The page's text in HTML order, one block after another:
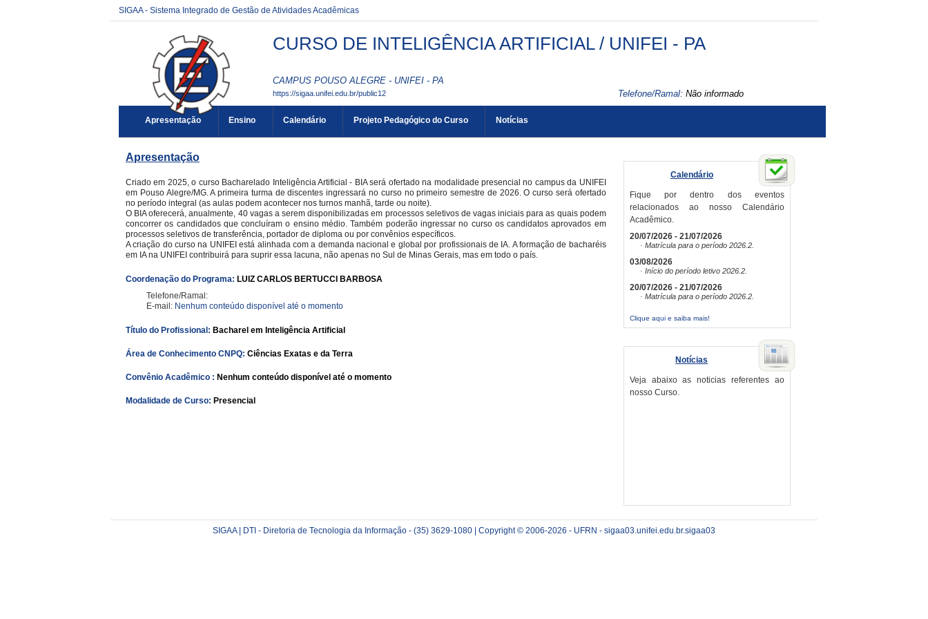
SIGAA - Sistema Integrado de Gestão de Atividades Acadêmicas
CURSO DE INTELIGÊNCIA ARTIFICIAL / UNIFEI - PA
CAMPUS POUSO ALEGRE - UNIFEI - PA
Telefone/Ramal: Não informado
https://sigaa.unifei.edu.br/public12
Apresentação Ensino Calendário Projeto Pedagógico do Curso Notícias
Apresentação
Criado em 2025, o curso Bacharelado Inteligência Artificial - BIA será ofertado na modalidade presencial no campus da UNIFEI
em Pouso Alegre/MG. A primeira turma de discentes ingressará no curso no primeiro semestre de 2026. O curso será ofertado
no período integral (as aulas podem acontecer nos turnos manhã, tarde ou noite).
O BIA oferecerá, anualmente, 40 vagas a serem disponibilizadas em processos seletivos de vagas iniciais para as quais podem
concorrer os candidados que concluíram o ensino médio. Também poderão ingressar no curso os candidatos aprovados em
processos seletivos de transferência, portador de diploma ou por convênios específicos.
A criação do curso na UNIFEI está alinhada com a demanda nacional e global por profissionais de IA. A formação de bacharéis
em IA na UNIFEI contribuirá para suprir essa lacuna, não apenas no Sul de Minas Gerais, mas em todo o país.
Coordenação do Programa: LUIZ CARLOS BERTUCCI BARBOSA
Telefone/Ramal:
E-mail: Nenhum conteúdo disponível até o momento
Título do Profissional: Bacharel em Inteligência Artificial
Área de Conhecimento CNPQ: Ciências Exatas e da Terra
Convênio Acadêmico : Nenhum conteúdo disponível até o momento
Modalidade de Curso: Presencial
Calendário
Fique por dentro dos eventos
relacionados ao nosso Calendário
Acadêmico.
20/07/2026 - 21/07/2026
· Matrícula para o período 2026.2.
03/08/2026
· Início do período letivo 2026.2.
20/07/2026 - 21/07/2026
· Matrícula para o período 2026.2.
Clique aqui e saiba mais!
Notícias
Veja abaixo as noticias referentes ao
nosso Curso.
SIGAA | DTI - Diretoria de Tecnologia da Informação - (35) 3629-1080 | Copyright © 2006-2026 - UFRN - sigaa03.unifei.edu.br.sigaa03